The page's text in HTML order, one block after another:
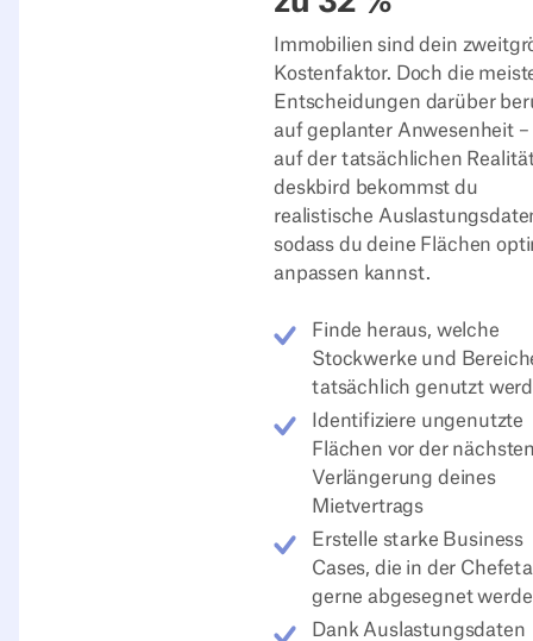
Immobilien sind dein
Kostenfaktor. Doch die
Entscheidungen darüber
auf geplanter Anwesenheit
auf der tatsächlichen
deskbird bekommst du
realistische
sodass du deine Flächen
anpassen kannst.
Finde heraus, welche
Stockwerke und
tatsächlich genutzt
Identifiziere ungenutzte
Flächen vor der
Verlängerung deines
Mietvertrags
Erstelle starke Business
Cases, die in der
gerne abgesegnet
Dank Auslastungsdaten